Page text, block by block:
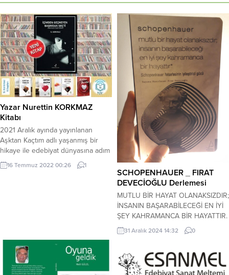
Yazar Nurettin KORKMAZ
Kitabı
2021 Aralık ayında yayınlanan
Aşktan Kaçtım adlı yaşanmış bir
hikaye ile edebiyat dünyasına adım
attım. Ve bildiğim kadarıyla
ülkemizde ilk kez aynı hikayeyi
kadının...
16 Temmuz 2022 00:26 1
SCHOPENHAUER _ FIRAT
DEVECİOĞLU Derlemesi
MUTLU BİR HAYAT OLANAKSIZDIR;
İNSANIN BAŞARABİLECEĞİ EN İYİ
ŞEY KAHRAMANCA BİR HAYATTIR.
SCHOPENHAUER _ FIRAT
DEVECİOĞLU derlemesi… Kişisel
dayatılan ‘hayallerin peşinden
gidilmesi’ konusunu tamamen
31 Aralık 2024 14:32 0